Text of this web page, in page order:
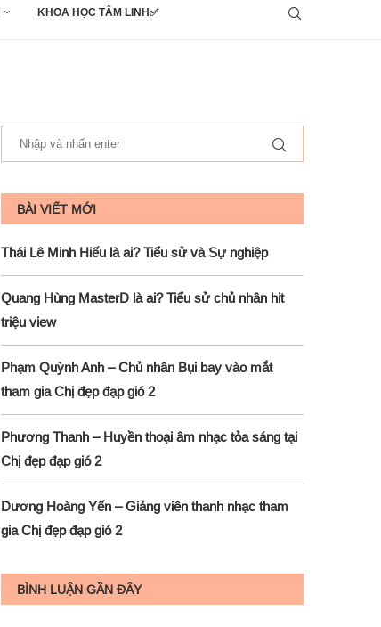
KHOA HỌC TÂM LINH✅
BÀI VIẾT MỚI
Thái Lê Minh Hiếu là ai? Tiểu sử và Sự nghiệp
Quang Hùng MasterD là ai? Tiểu sử chủ nhân hit
triệu view
Phạm Quỳnh Anh – Chủ nhân Bụi bay vào mắt
tham gia Chị đẹp đạp gió 2
Phương Thanh – Huyền thoại âm nhạc tỏa sáng tại
Chị đẹp đạp gió 2
Dương Hoàng Yến – Giảng viên thanh nhạc tham
gia Chị đẹp đạp gió 2
BÌNH LUẬN GẦN ĐÂY